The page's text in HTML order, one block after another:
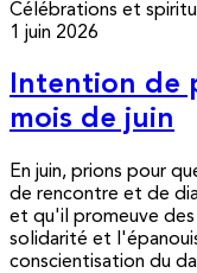
Célébrations et
1 juin 2026
Intention de
mois de juin
En juin, prions pour
de rencontre et de
et qu'il promeuve
solidarité et
conscientisation du